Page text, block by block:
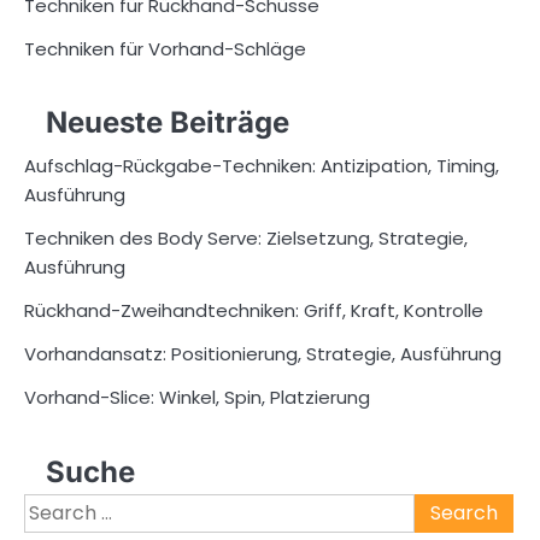
Techniken für Rückhand-Schüsse
Techniken für Vorhand-Schläge
Neueste Beiträge
Aufschlag-Rückgabe-Techniken: Antizipation, Timing,
Ausführung
Techniken des Body Serve: Zielsetzung, Strategie,
Ausführung
Rückhand-Zweihandtechniken: Griff, Kraft, Kontrolle
Vorhandansatz: Positionierung, Strategie, Ausführung
Vorhand-Slice: Winkel, Spin, Platzierung
Suche
Search